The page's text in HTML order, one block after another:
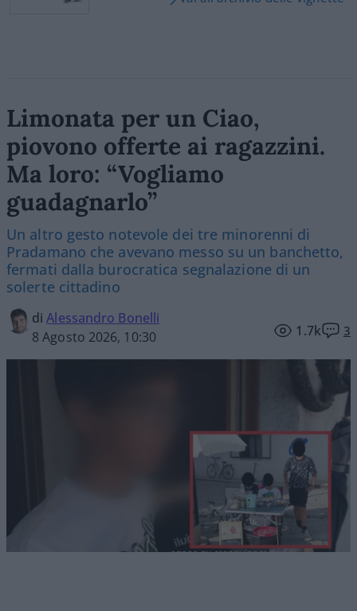
Limonata per un Ciao,
piovono offerte ai ragazzini.
Ma loro: “Vogliamo
guadagnarlo”
Un altro gesto notevole dei tre minorenni di
Pradamano che avevano messo su un banchetto,
fermati dalla burocratica segnalazione di un
solerte cittadino
diAlessandro Bonelli
8 Agosto 2026, 10:30
1.7k 3